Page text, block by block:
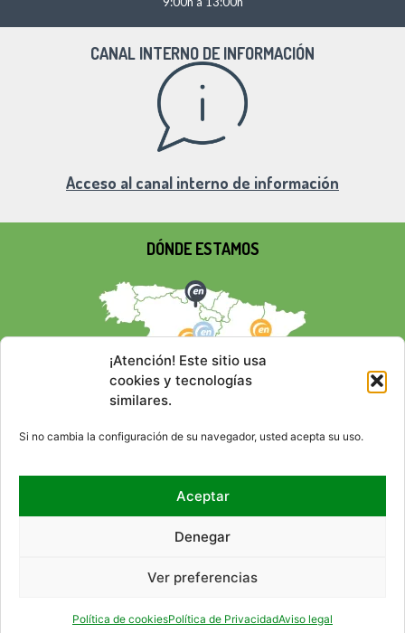
¡Atención! Este sitio usa
cookies y tecnologías
similares.
Si no cambia la configuración de su navegador, usted acepta su uso.
Aceptar
Denegar
Ver preferencias
Política de cookiesPolítica de PrivacidadAviso legal
CANAL INTERNO DE INFORMACIÓN
Acceso al canal interno de información
DÓNDE ESTAMOS
REDES SOCIALES
S.A., S.M.E. (ENRESA).
MAPA DEL SITIO ACCESIBILIDAD
POLÍTICA DE COOKIES (UE)HTMLCSS